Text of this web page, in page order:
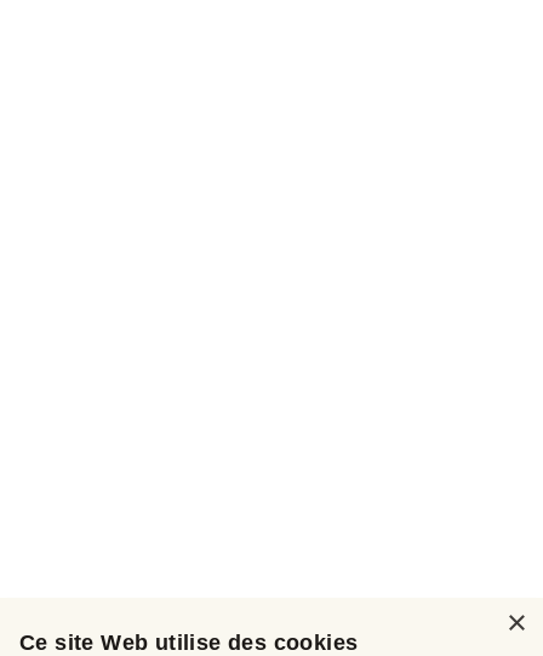
×
Ce site Web utilise des cookies